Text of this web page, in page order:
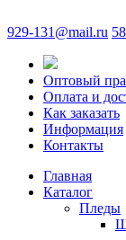
929-131@mail.ru
Оптовый
Оплата и
Как заказать
Информация
Контакты
Главная
Каталог
Пледы